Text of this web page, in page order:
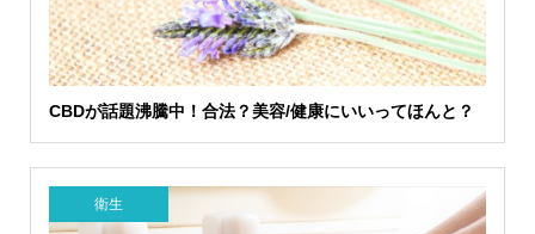
CBDが話題沸騰中！合法？美容/健康にいいってほんと？
衛生